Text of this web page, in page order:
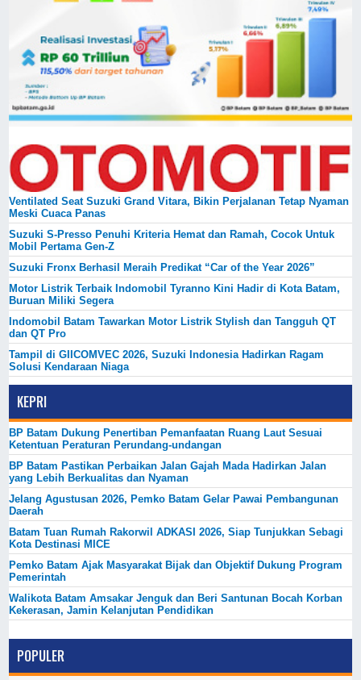
Ventilated Seat Suzuki Grand Vitara, Bikin Perjalanan Tetap Nyaman
Meski Cuaca Panas
Suzuki S-Presso Penuhi Kriteria Hemat dan Ramah, Cocok Untuk
Mobil Pertama Gen-Z
Suzuki Fronx Berhasil Meraih Predikat “Car of the Year 2026”
Motor Listrik Terbaik Indomobil Tyranno Kini Hadir di Kota Batam,
Buruan Miliki Segera
Indomobil Batam Tawarkan Motor Listrik Stylish dan Tangguh QT
dan QT Pro
Tampil di GIICOMVEC 2026, Suzuki Indonesia Hadirkan Ragam
Solusi Kendaraan Niaga
KEPRI
BP Batam Dukung Penertiban Pemanfaatan Ruang Laut Sesuai
Ketentuan Peraturan Perundang-undangan
BP Batam Pastikan Perbaikan Jalan Gajah Mada Hadirkan Jalan
yang Lebih Berkualitas dan Nyaman
Jelang Agustusan 2026, Pemko Batam Gelar Pawai Pembangunan
Daerah
Batam Tuan Rumah Rakorwil ADKASI 2026, Siap Tunjukkan Sebagi
Kota Destinasi MICE
Pemko Batam Ajak Masyarakat Bijak dan Objektif Dukung Program
Pemerintah
Walikota Batam Amsakar Jenguk dan Beri Santunan Bocah Korban
Kekerasan, Jamin Kelanjutan Pendidikan
POPULER